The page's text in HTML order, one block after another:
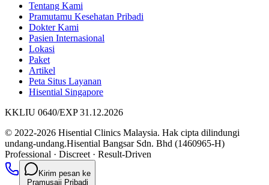
Tentang Kami
Pramutamu Kesehatan Pribadi
Dokter Kami
Pasien Internasional
Lokasi
Paket
Artikel
Peta Situs Layanan
Hisential Singapore
KKLIU 0640/EXP 31.12.2026
© 2022-2026 Hisential Clinics Malaysia. Hak cipta dilindungi
undang-undang.Hisential Bangsar Sdn. Bhd (1460965-H)
Professional · Discreet · Result-Driven
Kirim pesan ke
Pramusaji Pribadi